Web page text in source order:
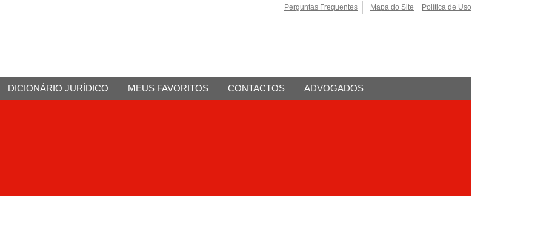
Perguntas Frequentes Mapa do Site Política de Uso
DICIONÁRIO JURÍDICO MEUS FAVORITOS CONTACTOS ADVOGADOS